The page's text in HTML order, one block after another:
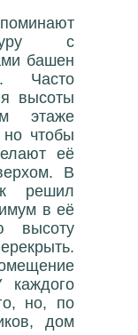
с
башен
Часто
высоты
этаже
но чтобы
её
В
решил
в её
высоту
но, по
дом